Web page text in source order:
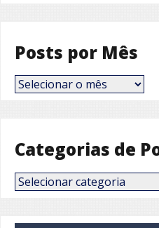
Posts por Mês
Posts
por
Categorias de
Categorias
de